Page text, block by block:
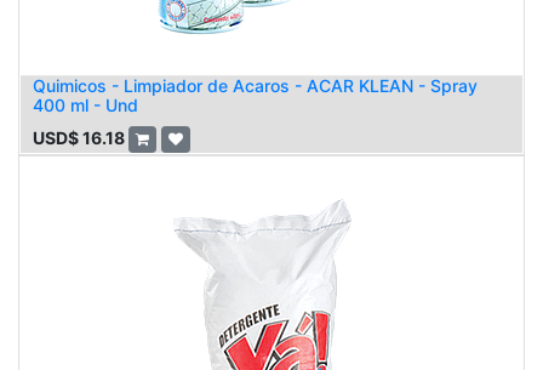
Quimicos - Limpiador de Acaros - ACAR KLEAN - Spray
400 ml - Und
USD$16.18